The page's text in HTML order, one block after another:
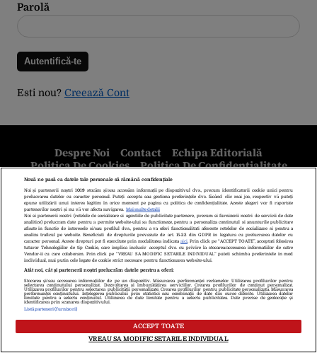
Parolă
Esti nou? Creează Cont
Despre Noi Contact
Echipa Editorială
Politica De Cookies
Politica De Confidențialitate
Termeni Și Condiții
copyright © 2026
Citarea se poate face în limita a 250 de semne. Nici o instituţie sau persoană
(site-uri, instituţii mass-media, firme de monitorizare) nu poate reproduce
integral scrierile publicistice purtătoare de Drepturi de Autor.
Decizia ONJN nr. 1598/16.09.2021. Jocurile de noroc sunt interzise
minorilor.